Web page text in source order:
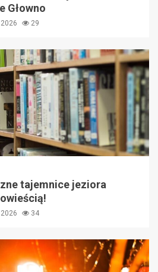
Głowno
29
tajemnice jeziora
34